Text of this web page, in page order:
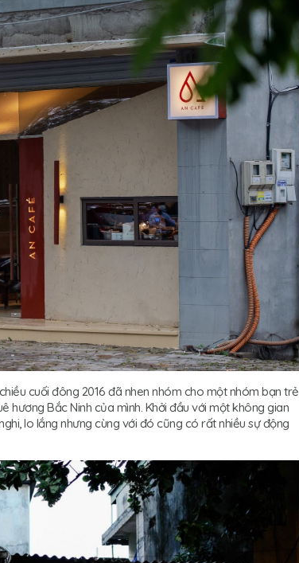
cuối đông 2016 đã nhen nhóm cho một nhóm bạn trẻ
Bắc Ninh của mình. Khởi đầu với một không gian
lo lắng nhưng cùng với đó cũng có rất nhiều sự động